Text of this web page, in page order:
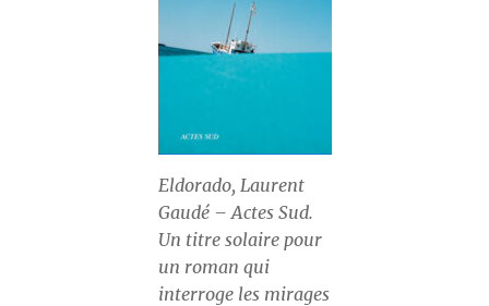
Eldorado, Laurent
Gaudé – Actes Sud.
Un titre solaire pour
un roman qui
interroge les mirages